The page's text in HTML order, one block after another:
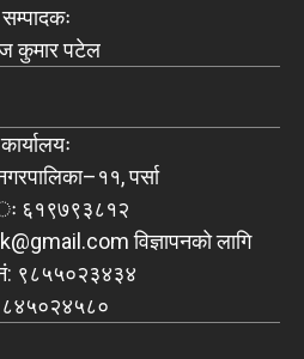
सम्पादकः
कुमार पटेल
कार्यालयः
पर्सा
६१९७९३८१२
विज्ञापनको लागि
नं: ९८५५०२३४३४